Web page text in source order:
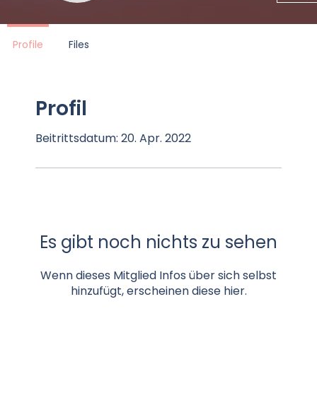
Profil
Beitrittsdatum: 20. Apr. 2022
Es gibt noch nichts zu sehen
Wenn dieses Mitglied Infos über sich selbst
hinzufügt, erscheinen diese hier.
Profile Files